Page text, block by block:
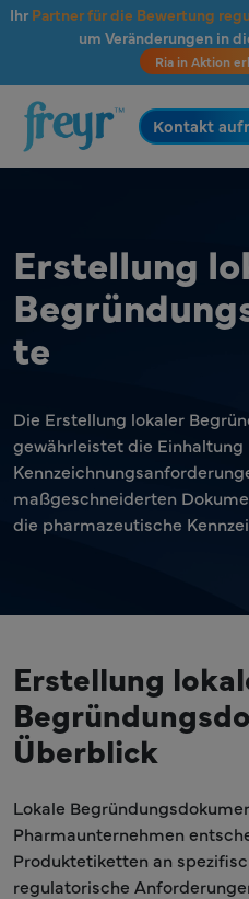
Zum Hauptinhalt springen
Ihr Partner für die Bewertung
um Veränderungen in
Ria in Aktion
.
Kontakt
Erstellung
te
Die Erstellung lokaler
gewährleistet die Einhaltung
maßgeschneiderten
die pharmazeutische
Erstellung
Überblick
Lokale
Pharmaunternehmen
Produktetiketten an
regulatorische